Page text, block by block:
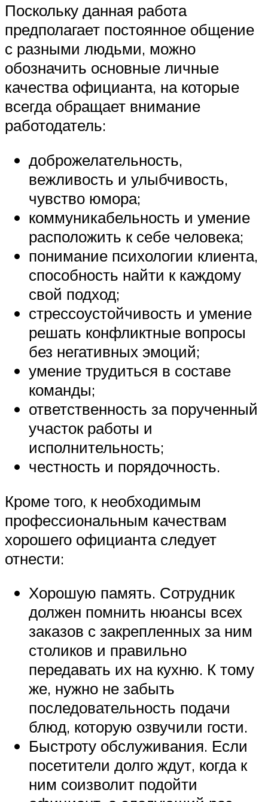
Поскольку данная работа
предполагает постоянное общение
с разными людьми, можно
обозначить основные личные
качества официанта, на которые
всегда обращает внимание
работодатель:
доброжелательность,
вежливость и улыбчивость,
чувство юмора;
коммуникабельность и умение
расположить к себе человека;
понимание психологии клиента,
способность найти к каждому
свой подход;
стрессоустойчивость и умение
решать конфликтные вопросы
без негативных эмоций;
умение трудиться в составе
команды;
ответственность за порученный
участок работы и
исполнительность;
честность и порядочность.
Кроме того, к необходимым
профессиональным качествам
хорошего официанта следует
отнести:
Хорошую память. Сотрудник
должен помнить нюансы всех
заказов с закрепленных за ним
столиков и правильно
передавать их на кухню. К тому
же, нужно не забыть
последовательность подачи
блюд, которую озвучили гости.
Быстроту обслуживания. Если
посетители долго ждут, когда к
ним соизволит подойти